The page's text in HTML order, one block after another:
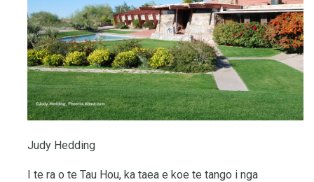
Judy Hedding
I te ra o te Tau Hou, ka taea e koe te tango i nga